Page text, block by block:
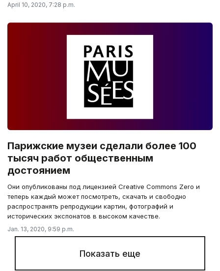
April 10, 2020, 7:28 p.m.
Парижские музеи сделали более 100
тысяч работ общественным
достоянием
Они опубликованы под лицензией Creative Commons Zero и
теперь каждый может посмотреть, скачать и свободно
распространять репродукции картин, фотографий и
исторических экспонатов в высоком качестве.
Jan. 13, 2020, 9:59 p.m.
Показать еще